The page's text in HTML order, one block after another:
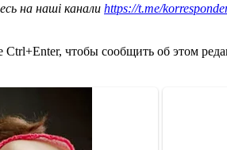
на наші канали https://t.me/
чтобы сообщить об этом